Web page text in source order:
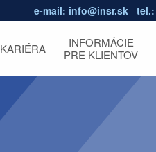
e-mail: info@insr.sk tel.:
KARIÉRA
INFORMÁCIE
PRE KLIENTOV